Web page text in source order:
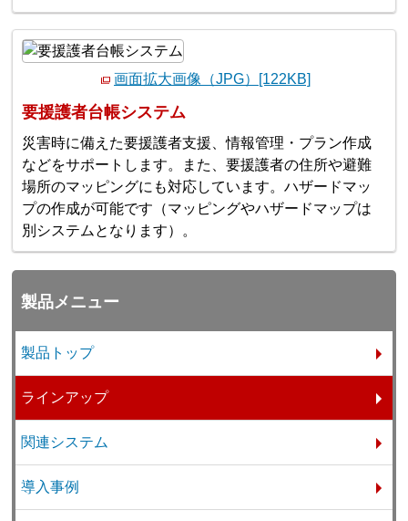
画面拡大画像（JPG）[122KB]
要援護者台帳システム
災害時に備えた要援護者支援、情報管理・プラン作成
などをサポートします。また、要援護者の住所や避難
場所のマッピングにも対応しています。ハザードマッ
プの作成が可能です（マッピングやハザードマップは
別システムとなります）。
製品メニュー
製品トップ
ラインアップ
関連システム
導入事例